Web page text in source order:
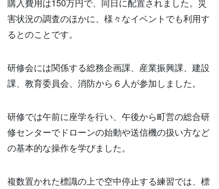
購入費用は150万円で、同日に配置されました。災
害状況の調査のほかに、様々なイベントでも利用す
るとのことです。
研修会には関係する総務企画課、産業振興課、建設
課、教育委員会、消防から６人が参加しました。
研修では午前に座学を行い、午後から町営の総合研
修センターでドローンの始動や送信機の扱い方など
の基本的な操作を学びました。
複数置かれた標識の上で空中停止する練習では、標